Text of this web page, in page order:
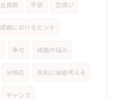
会員数 宇部 恋煩い
成婚におけるヒント
幸せ 結婚の悩み
分相応 真剣に結婚考える
チャンス